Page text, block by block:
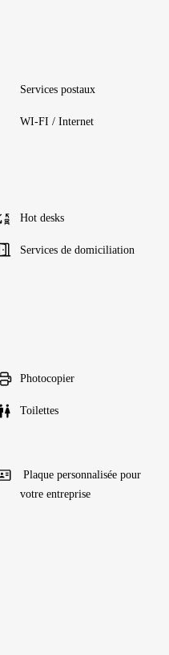
Services postaux
WI-FI / Internet
Hot desks
Services de domiciliation
Photocopier
Toilettes
Plaque personnalisée pour
votre entreprise